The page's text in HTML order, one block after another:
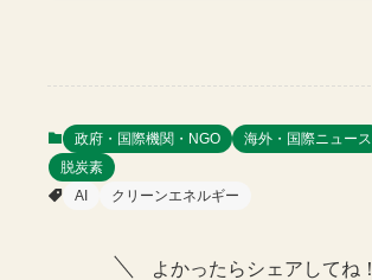
政府・国際機関・NGO 海外・国際ニュース
脱炭素
AI
クリーンエネルギー
よかったらシェアしてね！